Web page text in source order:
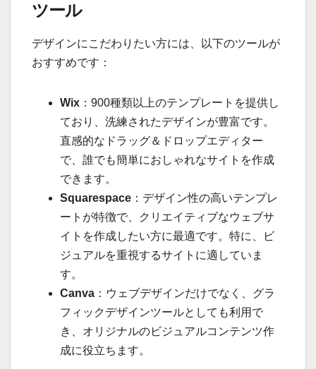
ツール
デザインにこだわりたい方には、以下のツールが
おすすめです：
Wix ：900種類以上のテンプレートを提供し
ており、洗練されたデザインが豊富です。
直感的なドラッグ＆ドロップエディター
で、誰でも簡単におしゃれなサイトを作成
できます。
Squarespace ：デザイン性の高いテンプレ
ートが特徴で、クリエイティブなウェブサ
イトを作成したい方に最適です。特に、ビ
ジュアルを重視するサイトに適していま
す。
Canva ：ウェブデザインだけでなく、グラ
フィックデザインツールとしても利用で
き、オリジナルのビジュアルコンテンツ作
成に役立ちます。